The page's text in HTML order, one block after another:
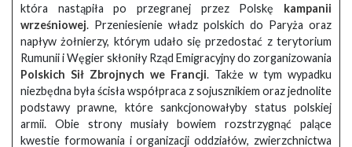
która nastąpiła po przegranej przez Polskę kampanii
wrześniowej. Przeniesienie władz polskich do Paryża oraz
napływ żołnierzy, którym udało się przedostać z terytorium
Rumunii i Węgier skłoniły Rząd Emigracyjny do zorganizowania
Polskich Sił Zbrojnych we Francji. Także w tym wypadku
niezbędna była ścisła współpraca z sojusznikiem oraz jednolite
podstawy prawne, które sankcjonowałyby status polskiej
armii. Obie strony musiały bowiem rozstrzygnąć palące
kwestie formowania i organizacji oddziałów, zwierzchnictwa